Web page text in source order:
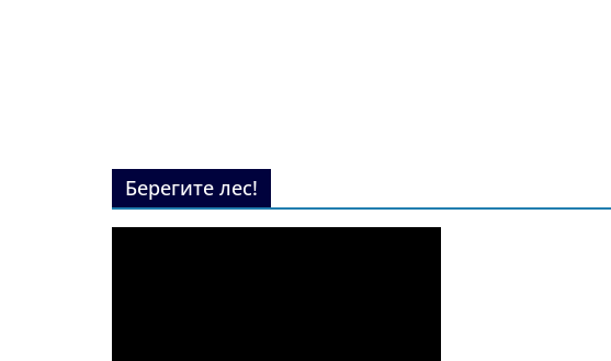
Берегите лес!